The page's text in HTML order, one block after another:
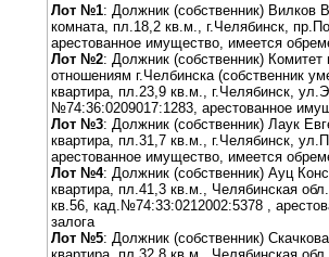
Лот №1: Должник (собственник) Вилков
комната, пл.18,2 кв.м., г.Челябинск,
арестованное имущество, имеется
Лот №2: Должник (собственник)
отношениям г.Челбинска (собственник
квартира, пл.23,9 кв.м., г.Челябинск,
№74:36:0209017:1283, арестованное
Лот №3: Должник (собственник) Лаук
квартира, пл.31,7 кв.м., г.Челябинск,
арестованное имущество, имеется
Лот №4: Должник (собственник) Ауц
квартира, пл.41,3 кв.м., Челябинская
кв.56, кад.№74:33:0212002:5378 ,
залога
Лот №5: Должник (собственник)